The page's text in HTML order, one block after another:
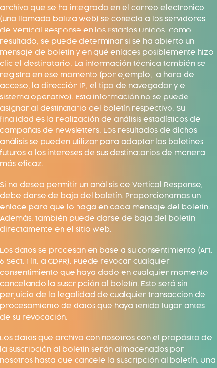
archivo que se ha integrado en el correo electrónico
(una llamada baliza web) se conecta a los servidores
de Vertical Response en los Estados Unidos. Como
resultado, se puede determinar si se ha abierto un
mensaje de boletín y en qué enlaces posiblemente hizo
clic el destinatario. La información técnica también se
registra en ese momento (por ejemplo, la hora de
acceso, la dirección IP, el tipo de navegador y el
sistema operativo). Esta información no se puede
asignar al destinatario del boletín respectivo. Su
finalidad es la realización de análisis estadísticos de
campañas de newsletters. Los resultados de dichos
análisis se pueden utilizar para adaptar los boletines
futuros a los intereses de sus destinatarios de manera
más eficaz.
Si no desea permitir un análisis de Vertical Response,
debe darse de baja del boletín. Proporcionamos un
enlace para que lo haga en cada mensaje del boletín.
Además, también puede darse de baja del boletín
directamente en el sitio web.
Los datos se procesan en base a su consentimiento (Art.
6 Sect. 1 lit. a GDPR). Puede revocar cualquier
consentimiento que haya dado en cualquier momento
cancelando la suscripción al boletín. Esto será sin
perjuicio de la legalidad de cualquier transacción de
procesamiento de datos que haya tenido lugar antes
de su revocación.
Los datos que archiva con nosotros con el propósito de
la suscripción al boletín serán almacenados por
nosotros hasta que cancele la suscripción al boletín. Una